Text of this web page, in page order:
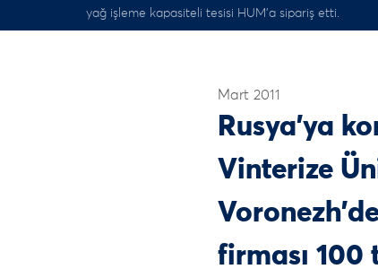
yağ işleme kapasiteli tesisi HUM’a sipariş etti.
Mart 2011
Rusya’ya
Vinterize
firması 100